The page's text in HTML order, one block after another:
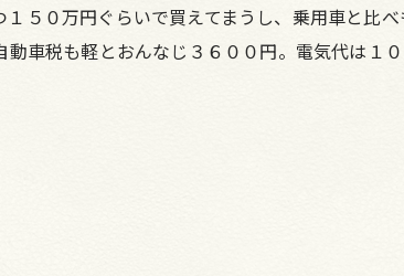
０万円ぐらいで買えてまうし、乗用車と比
車税も軽とおんなじ３６００円。電気代は１